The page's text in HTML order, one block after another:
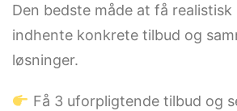
Den bedste måde at få
indhente konkrete tilbud og
løsninger.
Få 3 uforpligtende tilbud og